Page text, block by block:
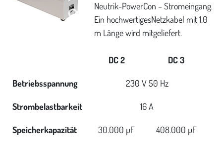
Neutrik-PowerCon – Stromeingang.
Ein hochwertigesNetzkabel mit 1,0
m Länge wird mitgeliefert.
DC 2 DC 3
Betriebsspannung 230 V 50 Hz
Strombelastbarkeit 16 A
Speicherkapazität 30.000 µF 408.000 µF